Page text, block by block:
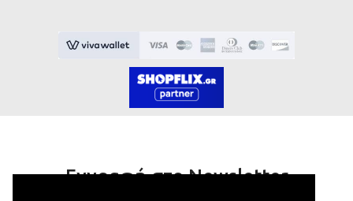
Εγγραφή στο Newsletter